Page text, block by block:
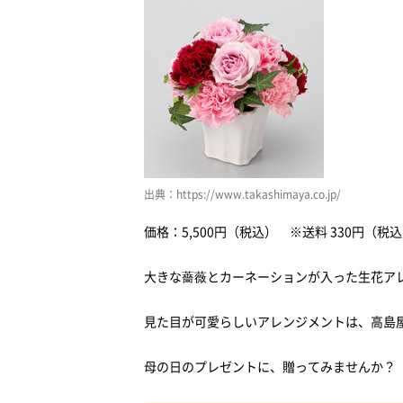
出典：https://www.takashimaya.co.jp/
価格：5,500円（税込） ※送料 330円（税込
大きな薔薇とカーネーションが入った生花ア
見た目が可愛らしいアレンジメントは、高島
母の日のプレゼントに、贈ってみませんか？